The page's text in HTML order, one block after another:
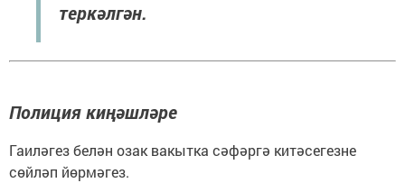
теркәлгән.
Полиция киңәшләре
Гаиләгез белән озак вакытка сәфәргә китәсегезне
сөйләп йөрмәгез.